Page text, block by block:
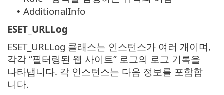
• AdditionalInfo
ESET_URLLog
ESET_URLLog 클래스는 인스턴스가 여러 개이며,
각각 “필터링된 웹 사이트” 로그의 로그 기록을
나타냅니다. 각 인스턴스는 다음 정보를 포함합
니다.